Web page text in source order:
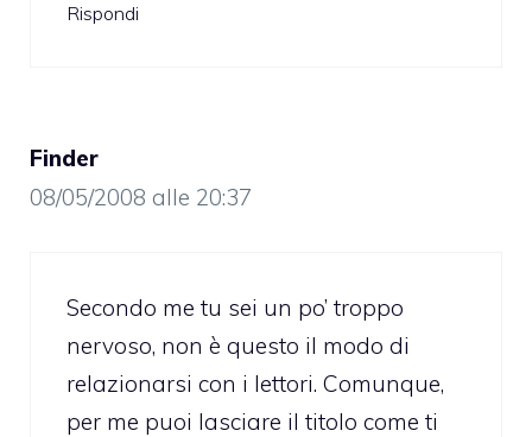
Rispondi
Finder
08/05/2008 alle 20:37
Secondo me tu sei un po’ troppo
nervoso, non è questo il modo di
relazionarsi con i lettori. Comunque,
per me puoi lasciare il titolo come ti